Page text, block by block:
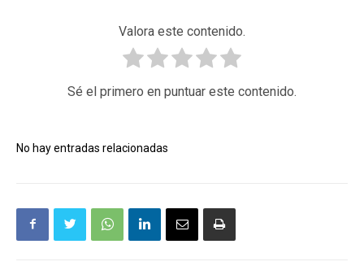
Valora este contenido.
Sé el primero en puntuar este contenido.
No hay entradas relacionadas